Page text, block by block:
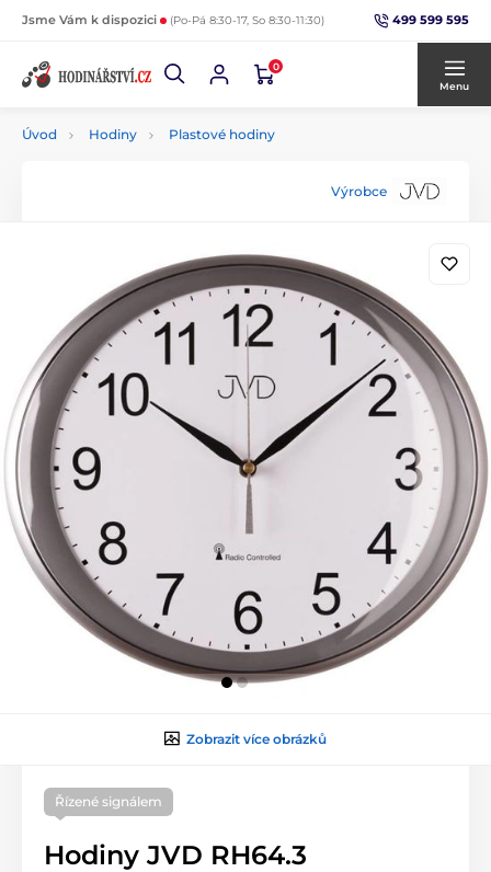
Jsme Vám k dispozici (Po-Pá 8:30-17, So 8:30-11:30) 499 599 595
0
Menu
Úvod Hodiny Plastové hodiny
Výrobce
Zobrazit více obrázků
Řízené signálem
Hodiny JVD RH64.3